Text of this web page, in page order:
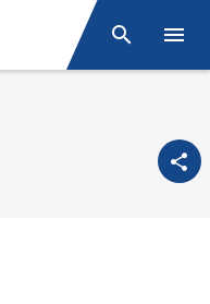
Otsing